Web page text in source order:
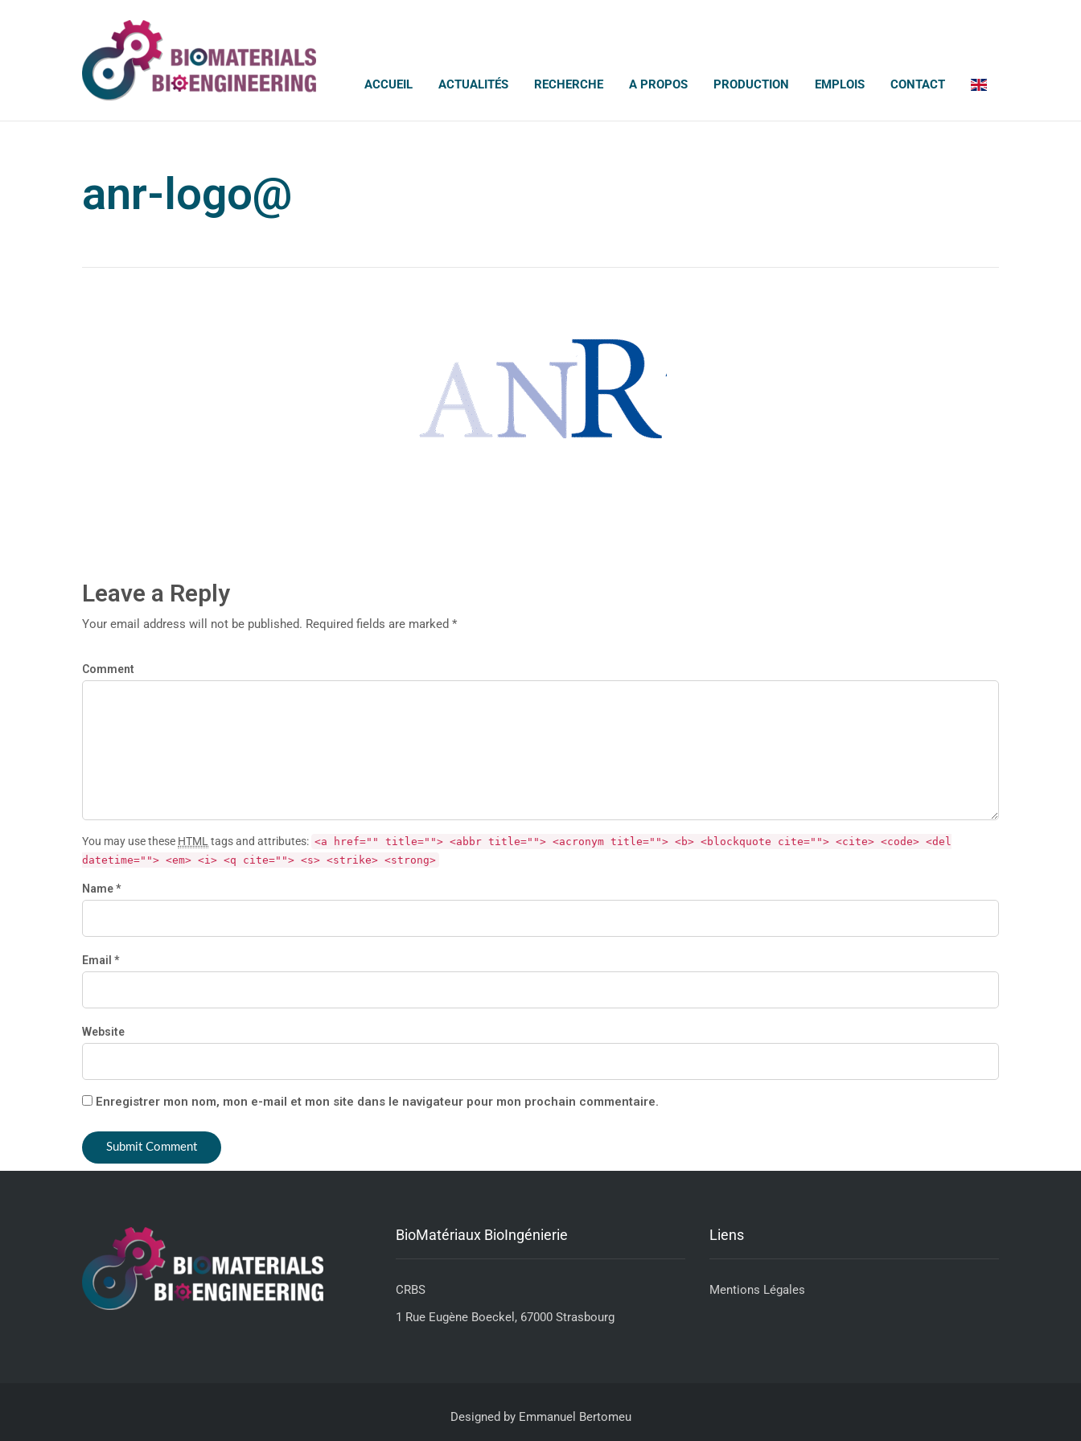
ACCUEIL ACTUALITÉS RECHERCHE A PROPOS PRODUCTION EMPLOIS CONTACT
anr-logo@
Leave a Reply
Your email address will not be published. Required fields are marked *
Comment
You may use these HTML tags and attributes: <a href="" title=""> <abbr title=""> <acronym title=""> <b> <blockquote cite=""> <cite> <code> <del
datetime=""> <em> <i> <q cite=""> <s> <strike> <strong>
Name *
Email *
Website
Enregistrer mon nom, mon e-mail et mon site dans le navigateur pour mon prochain commentaire.
BioMatériaux BioIngénierie
CRBS
1 Rue Eugène Boeckel, 67000 Strasbourg
Liens
Mentions Légales
Designed by Emmanuel Bertomeu